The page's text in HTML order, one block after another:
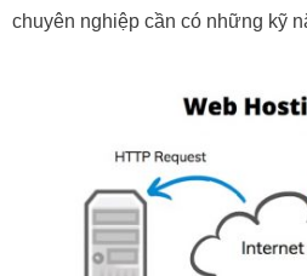
chuyên nghiệp cần có những kỹ